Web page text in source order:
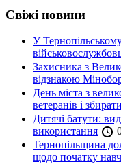
Свіжі новини
У
Захисника з
відзнакою
День міста з
ветеранів і
Дитячі батути:
використання
Тернопільщина
щодо початку